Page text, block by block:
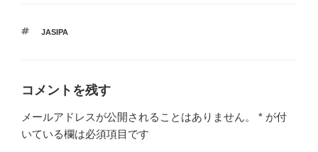
タ
JASIPA
コメントを残す
メールアドレスが公開されることはありません。 * が付
いている欄は必須項目です